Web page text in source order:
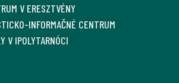
V ERESZTVÉNY
INFORMAČNÉ CENTRUM
V IPOLYTARNÓCI